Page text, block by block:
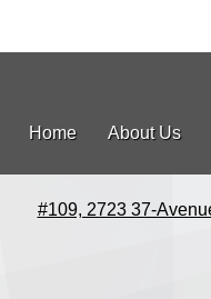
Home About Us
#109, 2723 37-